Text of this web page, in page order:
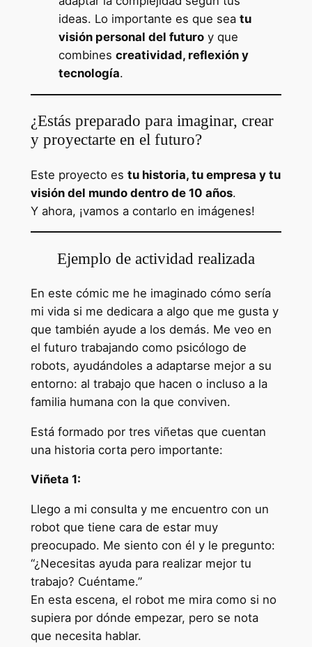
ideas. Lo importante es que sea tu
visión personal del futuroy que
combines creatividad, reflexión y
tecnología.
¿Estás preparado para imaginar, crear
y proyectarte en el futuro?
Este proyecto es tu historia, tu empresa y tu
visión del mundo dentro de 10 años.
Y ahora, ¡vamos a contarlo en imágenes!
Ejemplo de actividad realizada
En este cómic me he imaginado cómo sería
mi vida si me dedicara a algo que me gusta y
que también ayude a los demás. Me veo en
el futuro trabajando como psicólogo de
robots, ayudándoles a adaptarse mejor a su
entorno: al trabajo que hacen o incluso a la
familia humana con la que conviven.
Está formado por tres viñetas que cuentan
una historia corta pero importante:
Viñeta 1:
Llego a mi consulta y me encuentro con un
robot que tiene cara de estar muy
preocupado. Me siento con él y le pregunto:
“¿Necesitas ayuda para realizar mejor tu
trabajo? Cuéntame.”
En esta escena, el robot me mira como si no
supiera por dónde empezar, pero se nota
que necesita hablar.